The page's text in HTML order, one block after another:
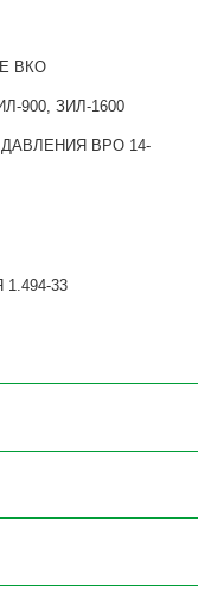
ВКО
900, ЗИЛ-1600
ВРО 14-
33